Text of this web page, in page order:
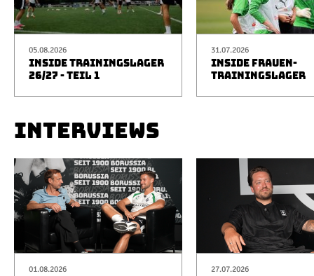
05.08.2026
INSIDE TRAININGSLAGER
26/27 - TEIL 1
31.07.2026
INSIDE FRAUEN-
TRAININGSLAGER
INTERVIEWS
01.08.2026 27.07.2026